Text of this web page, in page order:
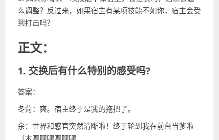
么调整？反过来，如果宿主有某项技能不如你，宿主会受
到打击吗？
正文：
1. 交换后有什么特别的感受吗?
答案：
冬菏：爽。宿主终于是我的拖把了。
余：世界和感官突然清晰啦！终于轮到我在前台当爹啦
（木嘿嘿嘿嘿嘿嘿